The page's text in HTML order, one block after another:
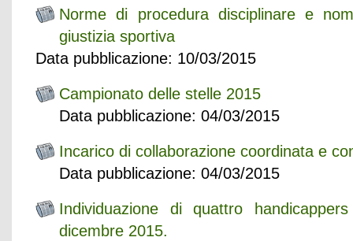
Norme di procedura disciplinare e
giustizia sportiva
Data pubblicazione: 10/03/2015
Campionato delle stelle 2015
Data pubblicazione: 04/03/2015
Incarico di collaborazione coordinata e
Data pubblicazione: 04/03/2015
Individuazione di quattro
dicembre 2015.